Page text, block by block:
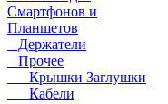
Смартфонов и
Планшетов
Держатели
Прочее
Крышки Заглушки
Кабели